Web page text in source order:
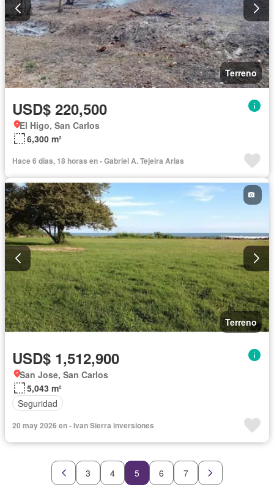
Terreno
USD$ 220,500
El Higo, San Carlos
6,300 m²
Hace 6 días, 18 horas en - Gabriel A. Tejeira Arias
Terreno
USD$ 1,512,900
San Jose, San Carlos
5,043 m²
Seguridad
20 may 2026 en - Ivan Sierra inversiones
3 4 5 6 7